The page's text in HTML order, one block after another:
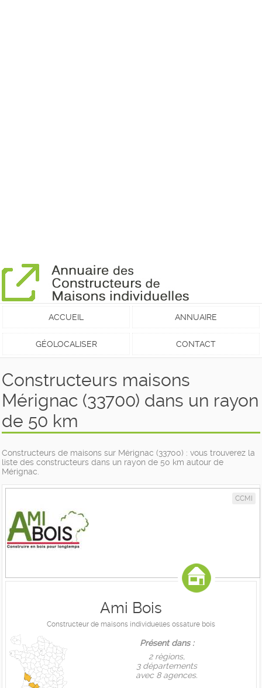
ACCUEIL ANNUAIRE
GÉOLOCALISER CONTACT
Constructeurs maisons
Mérignac (33700) dans un rayon
de 50 km
Constructeurs de maisons sur Mérignac (33700) : vous trouverez la
liste des constructeurs dans un rayon de 50 km autour de
Mérignac.
CCMI
Ami Bois
Constructeur de maisons individuelles ossature bois
Présent dans :
2 règions,
3 départements
avec 8 agences.